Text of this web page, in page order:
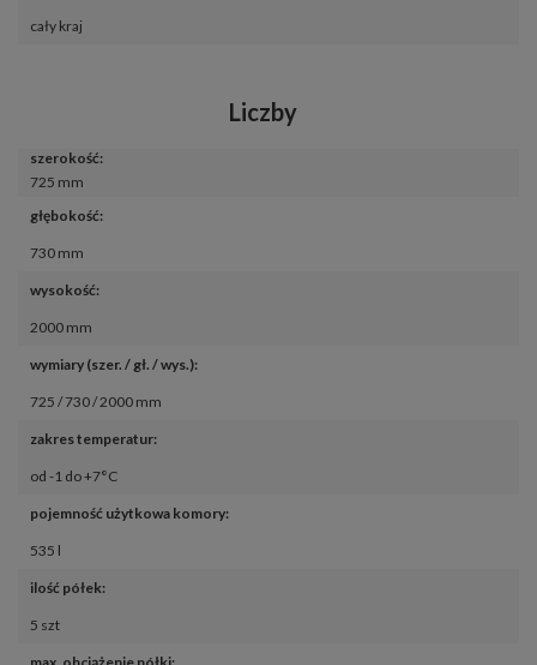
cały kraj
Liczby
szerokość:
725 mm
głębokość:
730 mm
wysokość:
2000 mm
wymiary (szer. / gł. / wys.):
725 / 730 / 2000 mm
zakres temperatur:
od -1 do +7°C
pojemność użytkowa komory:
535 l
ilość półek:
5 szt